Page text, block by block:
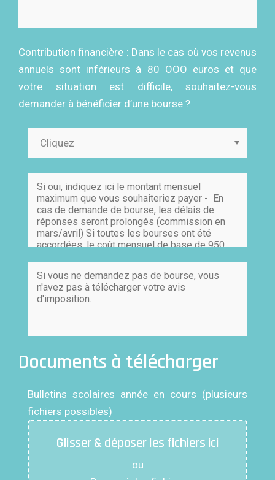
Contribution financière : Dans le cas où vos revenus
annuels sont inférieurs à 80 OOO euros et que
votre situation est difficile, souhaitez-vous
demander à bénéficier d’une bourse ?
Documents à télécharger
Bulletins scolaires année en cours (plusieurs
fichiers possibles)
Glisser & déposer les fichiers ici
ou